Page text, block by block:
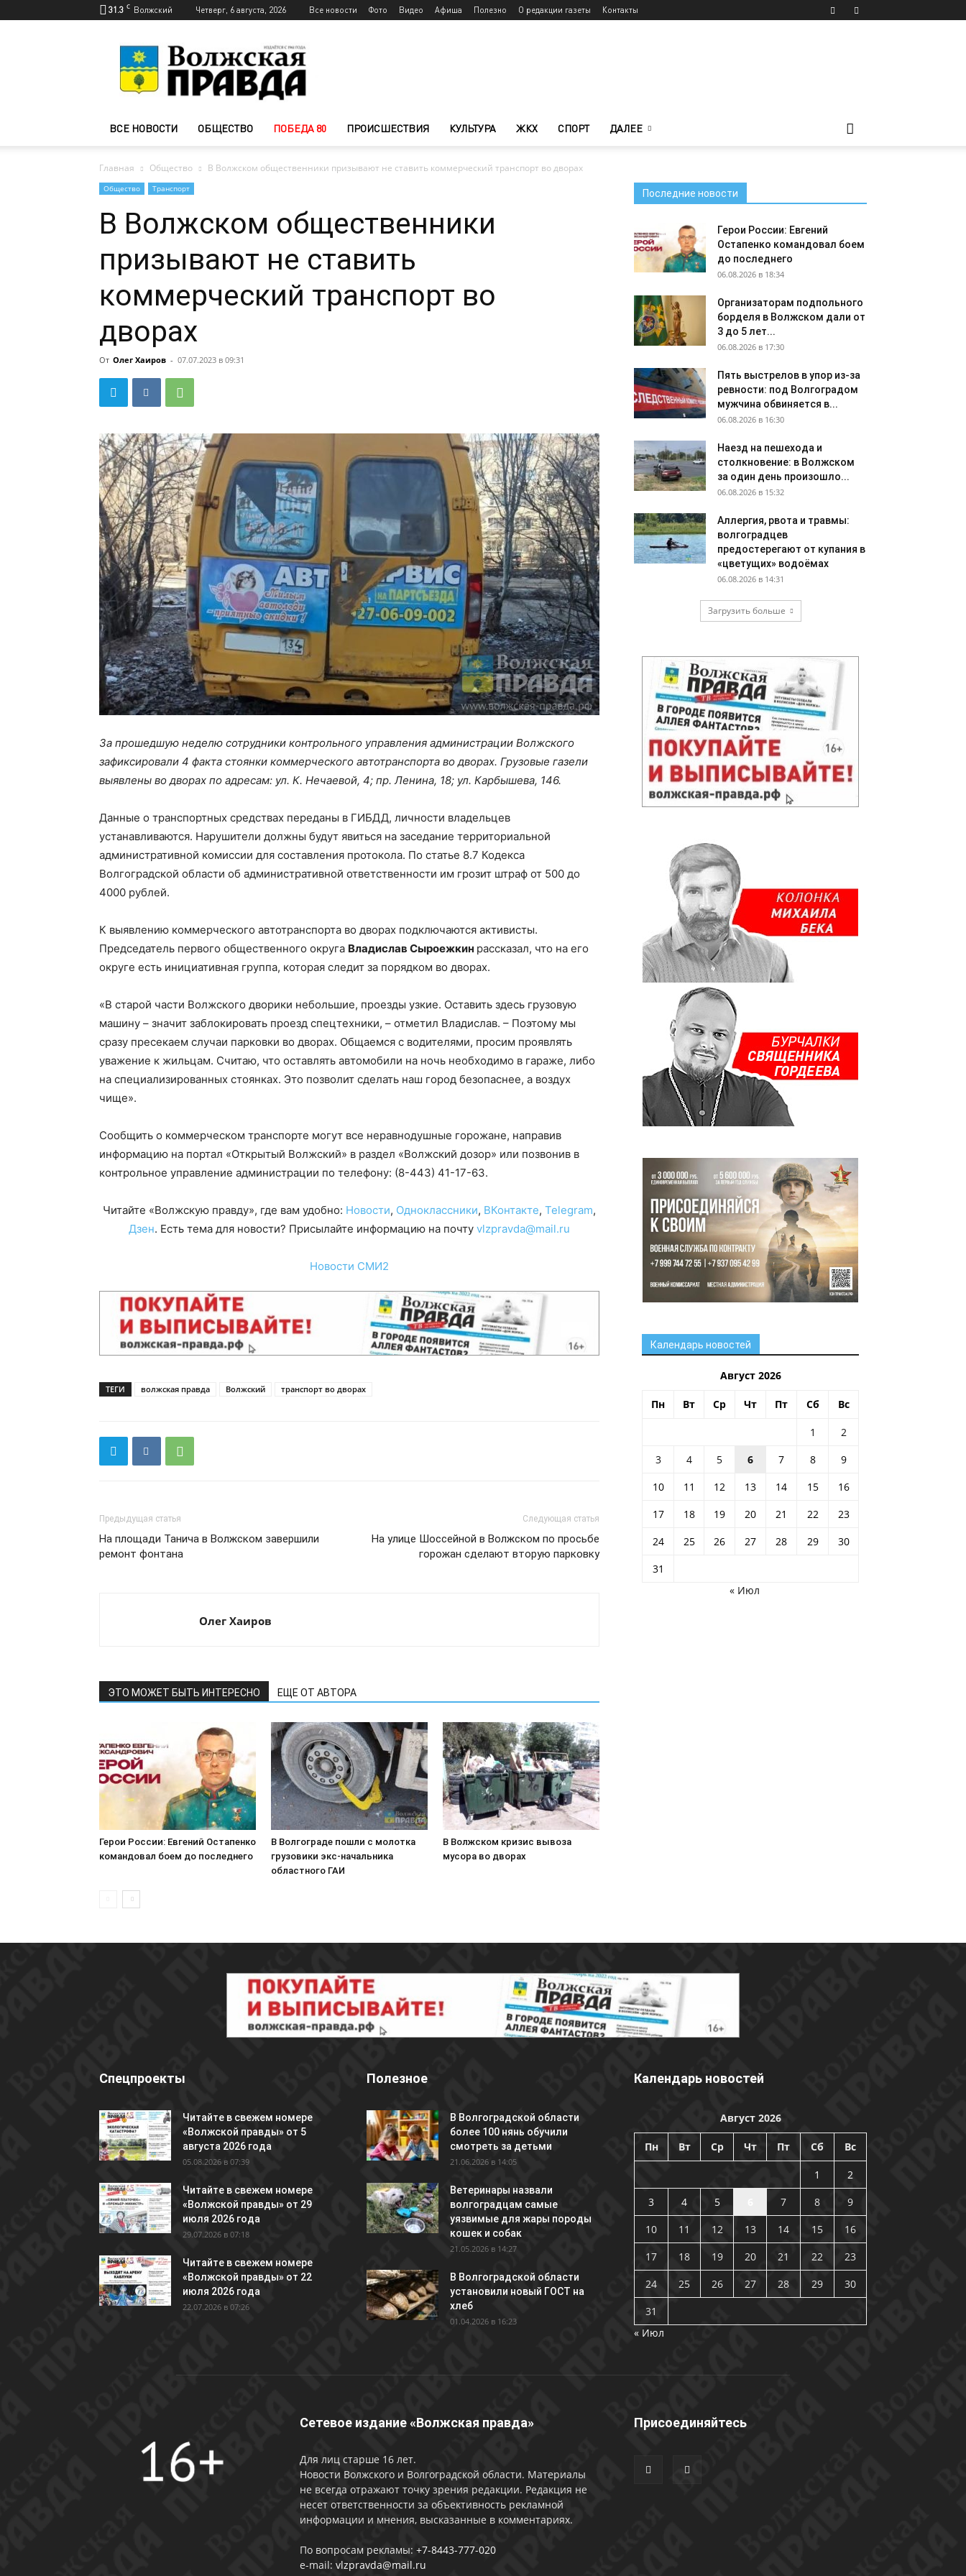
31.3 C Волжский Четверг, 6 августа, 2026 Все новости Фото Видео Афиша Полезно О редакции газеты Контакты
Волжского
—
Волжская
ВСЕ НОВОСТИ ОБЩЕСТВО ПОБЕДА 80 ПРОИСШЕСТВИЯ КУЛЬТУРА ЖКХ СПОРТ ДАЛЕЕ
Главная Общество В Волжском общественники призывают не ставить коммерческий транспорт во дворах
Общество Транспорт
В Волжском общественники
призывают не ставить
коммерческий транспорт во
дворах
От Олег Хаиров - 07.07.2023 в 09:31
За прошедшую неделю сотрудники контрольного управления администрации Волжского
зафиксировали 4 факта стоянки коммерческого автотранспорта во дворах. Грузовые газели
выявлены во дворах по адресам: ул. К. Нечаевой, 4; пр. Ленина, 18; ул. Карбышева, 146.
Данные о транспортных средствах переданы в ГИБДД, личности владельцев
устанавливаются. Нарушители должны будут явиться на заседание территориальной
административной комиссии для составления протокола. По статье 8.7 Кодекса
Волгоградской области об административной ответственности им грозит штраф от 500 до
4000 рублей.
К выявлению коммерческого автотранспорта во дворах подключаются активисты.
Председатель первого общественного округа Владислав Сыроежкин рассказал, что на его
округе есть инициативная группа, которая следит за порядком во дворах.
«В старой части Волжского дворики небольшие, проезды узкие. Оставить здесь грузовую
машину – значит заблокировать проезд спецтехники, – отметил Владислав. – Поэтому мы
сразу пресекаем случаи парковки во дворах. Общаемся с водителями, просим проявлять
уважение к жильцам. Считаю, что оставлять автомобили на ночь необходимо в гараже, либо
на специализированных стоянках. Это позволит сделать наш город безопаснее, а воздух
чище».
Сообщить о коммерческом транспорте могут все неравнодушные горожане, направив
информацию на портал «Открытый Волжский» в раздел «Волжский дозор» или позвонив в
контрольное управление администрации по телефону: (8-443) 41-17-63.
Читайте «Волжскую правду», где вам удобно: Новости, Одноклассники, ВКонтакте, Telegram,
Дзен. Есть тема для новости? Присылайте информацию на почту vlzpravda@mail.ru
Новости СМИ2
ТЕГИ волжская правда Волжский транспорт во дворах
Предыдущая статья
На площади Танича в Волжском завершили
ремонт фонтана
Следующая статья
На улице Шоссейной в Волжском по просьбе
горожан сделают вторую парковку
Олег Хаиров
ЭТО МОЖЕТ БЫТЬ ИНТЕРЕСНО ЕЩЕ ОТ АВТОРА
Герои России: Евгений Остапенко
командовал боем до последнего
В Волгограде пошли с молотка
грузовики экс-начальника
областного ГАИ
В Волжском кризис вывоза
мусора во дворах
Последние новости
Герои России: Евгений
Остапенко командовал боем
до последнего
06.08.2026 в 18:34
Организаторам подпольного
борделя в Волжском дали от
3 до 5 лет...
06.08.2026 в 17:30
Пять выстрелов в упор из-за
ревности: под Волгоградом
мужчина обвиняется в...
06.08.2026 в 16:30
Наезд на пешехода и
столкновение: в Волжском
за один день произошло...
06.08.2026 в 15:32
Аллергия, рвота и травмы:
волгоградцев
предостерегают от купания в
«цветущих» водоёмах
06.08.2026 в 14:31
Загрузить больше
Календарь новостей
Август 2026
Пн Вт Ср Чт Пт Сб Вс
1
2
3
4 5 6 7 8
9
10
11 12 13 14 15
16
17
18 19 20 21 22
23
24
25 26 27 28 29
30
31
« Июл
Спецпроекты
Читайте в свежем номере
«Волжской правды» от 5
августа 2026 года
05.08.2026 в 07:39
Читайте в свежем номере
«Волжской правды» от 29
июля 2026 года
29.07.2026 в 07:18
Читайте в свежем номере
«Волжской правды» от 22
июля 2026 года
22.07.2026 в 07:26
Полезное
В Волгоградской области
более 100 нянь обучили
смотреть за детьми
21.06.2026 в 14:05
Ветеринары назвали
волгоградцам самые
уязвимые для жары породы
кошек и собак
21.05.2026 в 14:27
В Волгоградской области
установили новый ГОСТ на
хлеб
01.04.2026 в 16:23
Календарь новостей
Август 2026
Пн Вт Ср Чт Пт Сб Вс
1
2
3
4 5 7 8
9
10
11 12 13 14 15
16
17
18 19 20 21 22
23
24
25 26 27 28 29
30
31
« Июл
Сетевое издание «Волжская правда»
Для лиц старше 16 лет.
Новости Волжского и Волгоградской области. Материалы
не всегда отражают точку зрения редакции. Редакция не
несет ответственности за объективность рекламной
информации и мнения, высказанные в комментариях.
По вопросам рекламы: +7-8443-777-020
e-mail: vlzpravda@mail.ru
Присоединяйтесь